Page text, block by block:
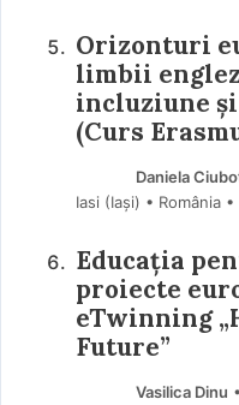
Orizonturi
limbii
incluziune
(Curs
Daniela
Iasi (Iaşi) • România
Educația
proiecte
eTwinning
Future”
Vasilica Dinu